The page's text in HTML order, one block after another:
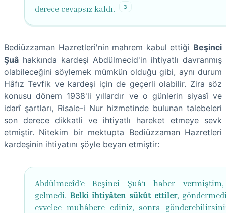
derece cevapsız kaldı.
3
Bediüzzaman Hazretleri'nin mahrem kabul ettiği Beşinci
Şuâ hakkında kardeşi Abdülmecid'in ihtiyatlı davranmış
olabileceğini söylemek mümkün olduğu gibi, aynı durum
Hâfız Tevfik ve kardeşi için de geçerli olabilir. Zira söz
konusu dönem 1938'li yıllardır ve o günlerin siyasî ve
idarî şartları, Risale-i Nur hizmetinde bulunan talebeleri
son derece dikkatli ve ihtiyatlı hareket etmeye sevk
etmiştir. Nitekim bir mektupta Bediüzzaman Hazretleri
kardeşinin ihtiyatını şöyle beyan etmiştir:
Abdülmecîd’e Beşinci Şuâ‘ı haber
gelmedi. Belki ihtiyâten sükût ettiler,
evvelce muhâbere ediniz, sonra